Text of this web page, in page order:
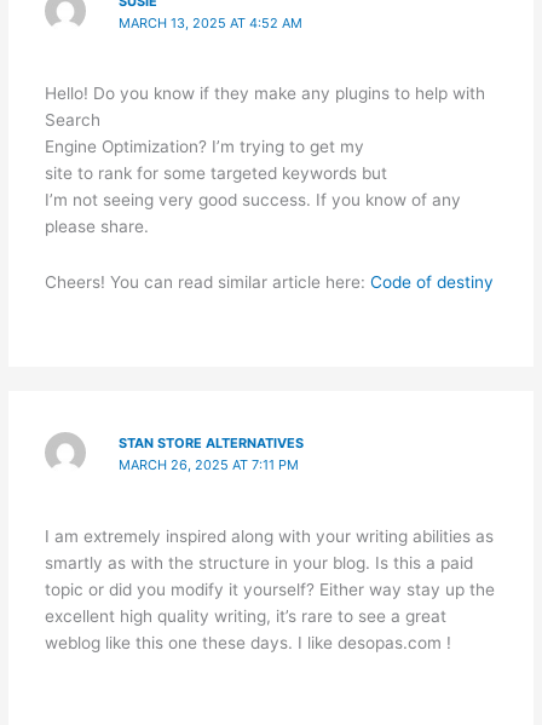
MARCH 13, 2025 AT 4:52 AM
Hello! Do you know if they make any plugins to help with
Search
Engine Optimization? I’m trying to get my
site to rank for some targeted keywords but
I’m not seeing very good success. If you know of any
please share.
Cheers! You can read similar article here: Code of destiny
STAN STORE ALTERNATIVES
MARCH 26, 2025 AT 7:11 PM
I am extremely inspired along with your writing abilities as
smartly as with the structure in your blog. Is this a paid
topic or did you modify it yourself? Either way stay up the
excellent high quality writing, it’s rare to see a great
weblog like this one these days. I like desopas.com !